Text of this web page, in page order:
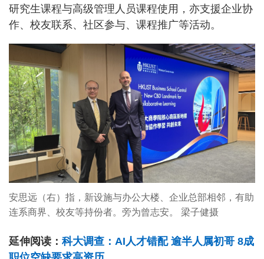
研究生课程与高级管理人员课程使用，亦支援企业协
作、校友联系、社区参与、课程推广等活动。
安思远（右）指，新设施与办公大楼、企业总部相邻，有助
连系商界、校友等持份者。旁为曾志安。 梁子健摄
延伸阅读： 科大调查：AI人才错配 逾半人属初哥 8成